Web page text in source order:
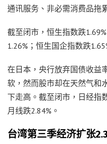
通讯服务、非必需消费品拖
截至闭市，恒生指数跌
1.26%；恒生国企指数跌
在日本，央行放弃国债收益
软，然而股市却在天然气和
下走高。截至闭市，日经指
月线跌2.84%。
台湾第三季经济扩张